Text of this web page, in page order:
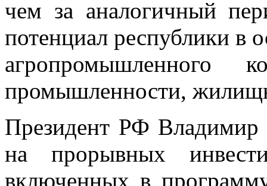
чем за аналогичный
потенциал республики в
агропромышленного
промышленности,
Президент РФ Владимир
на прорывных
включенных в